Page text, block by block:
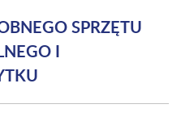
SPRZĘTU
I